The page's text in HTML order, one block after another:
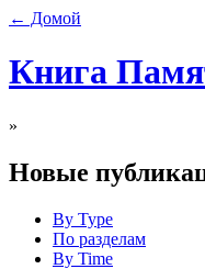
← Домой
Книга
»
Новые
By Type
По разделам
By Time